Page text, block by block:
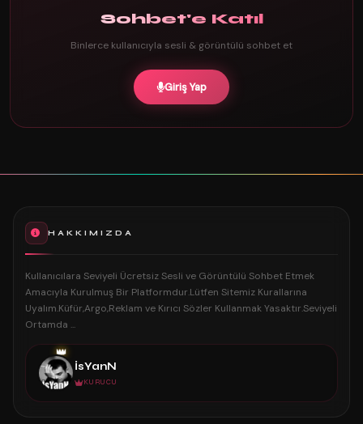
Sohbet'e Katıl
Binlerce kullanıcıyla sesli & görüntülü sohbet et
Giriş Yap
HAKKIMIZDA
Kullanıcılara Seviyeli Ücretsiz Sesli ve Görüntülü Sohbet Etmek
Amacıyla Kurulmuş Bir Platformdur.Lütfen Sitemiz Kurallarına
Uyalım.Küfür,Argo,Reklam ve Kırıcı Sözler Kullanmak Yasaktır.Seviyeli
Ortamda ...
👑
İsYanN
KURUCU